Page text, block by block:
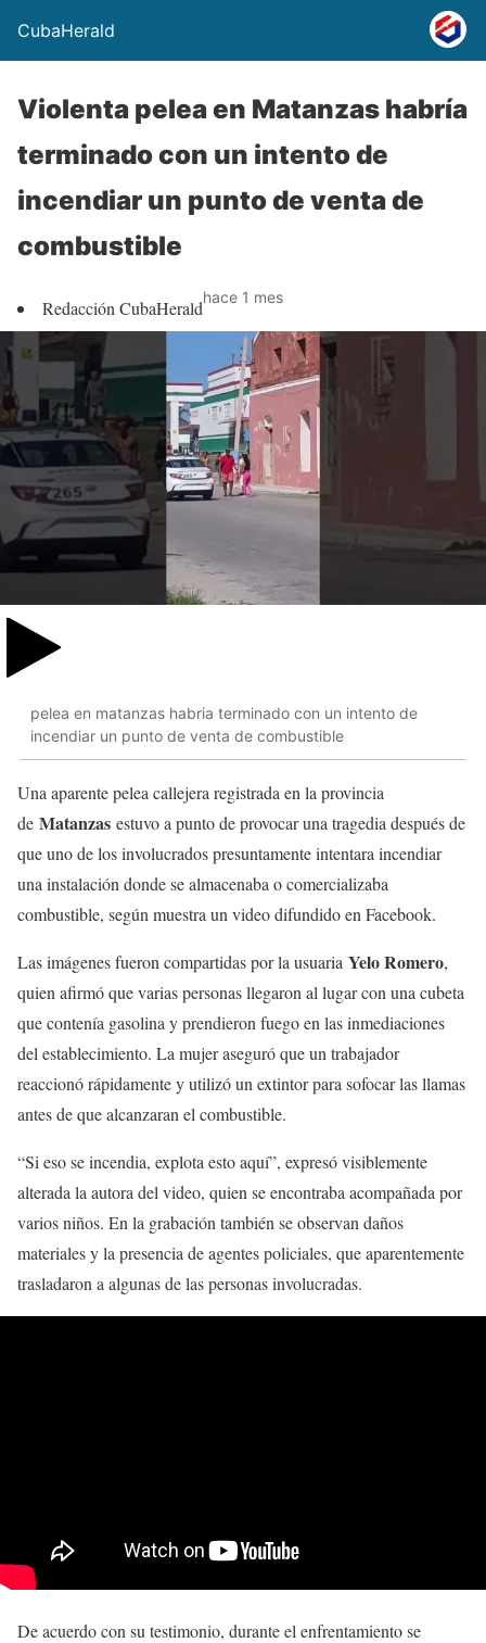
CubaHerald
Violenta pelea en Matanzas habría
terminado con un intento de
incendiar un punto de venta de
combustible
Redacción CubaHeraldhace 1 mes
pelea en matanzas habria terminado con un intento de
incendiar un punto de venta de combustible
Una aparente pelea callejera registrada en la provincia
de Matanzas estuvo a punto de provocar una tragedia después de
que uno de los involucrados presuntamente intentara incendiar
una instalación donde se almacenaba o comercializaba
combustible, según muestra un video difundido en Facebook.
Las imágenes fueron compartidas por la usuaria Yelo Romero,
quien afirmó que varias personas llegaron al lugar con una cubeta
que contenía gasolina y prendieron fuego en las inmediaciones
del establecimiento. La mujer aseguró que un trabajador
reaccionó rápidamente y utilizó un extintor para sofocar las llamas
antes de que alcanzaran el combustible.
“Si eso se incendia, explota esto aquí”, expresó visiblemente
alterada la autora del video, quien se encontraba acompañada por
varios niños. En la grabación también se observan daños
materiales y la presencia de agentes policiales, que aparentemente
trasladaron a algunas de las personas involucradas.
De acuerdo con su testimonio, durante el enfrentamiento se